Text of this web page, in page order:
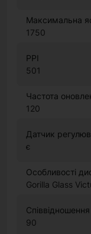
Максимальна
1750
PPI
501
Частота
120
Датчик
є
Особливості
Gorilla Glass
90